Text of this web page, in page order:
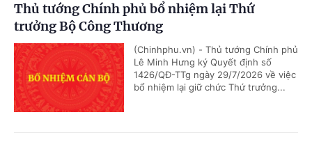
Thủ tướng Chính phủ bổ nhiệm lại Thứ
trưởng Bộ Công Thương
(Chinhphu.vn) - Thủ tướng Chính phủ
Lê Minh Hưng ký Quyết định số
1426/QĐ-TTg ngày 29/7/2026 về việc
bổ nhiệm lại giữ chức Thứ trưởng...